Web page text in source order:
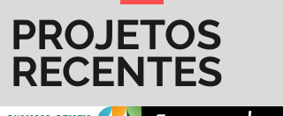
PROJETOS
RECENTES